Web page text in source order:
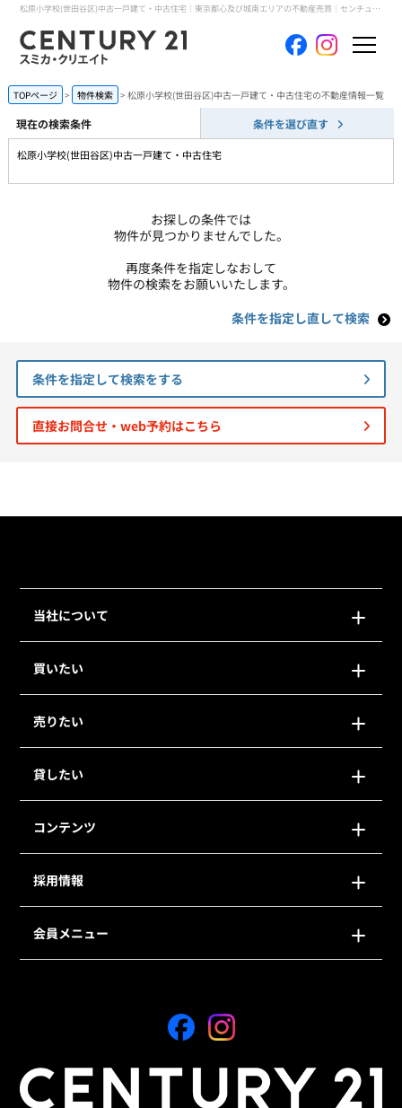
松原小学校(世田谷区)中古一戸建て・中古住宅｜東京都心及び城南エリアの不動産売買｜センチュリー21スミカ・クリエイト
ホーム
当社について
買いたい
売りたい
コンテンツ
会員メニュー
TOPページ 物件検索 松原小学校(世田谷区)中古一戸建て・中古住宅の不動産情報一覧
現在の検索条件 条件を選び直す
松原小学校(世田谷区)中古一戸建て・中古住宅
お探しの条件では
物件が見つかりませんでした。
再度条件を指定しなおして
物件の検索をお願いいたします。
条件を指定し直して検索
条件を指定して検索をする
直接お問合せ・web予約はこちら
当社について
買いたい
売りたい
貸したい
コンテンツ
採用情報
会員メニュー